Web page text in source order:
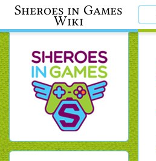
Sheroes in Games
Wiki